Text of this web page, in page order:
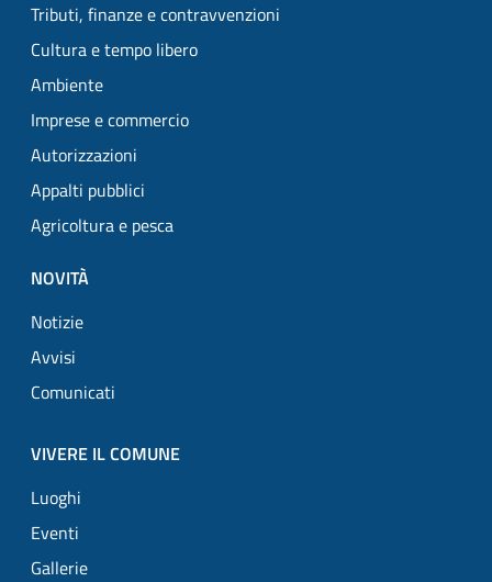
Tributi, finanze e contravvenzioni
Cultura e tempo libero
Ambiente
Imprese e commercio
Autorizzazioni
Appalti pubblici
Agricoltura e pesca
NOVITÀ
Notizie
Avvisi
Comunicati
VIVERE IL COMUNE
Luoghi
Eventi
Gallerie